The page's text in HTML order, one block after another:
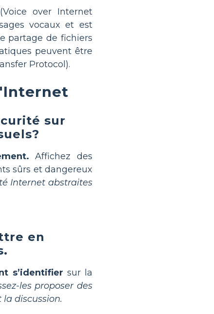
over Internet
vocaux et est
partage de fichiers
peuvent être
Protocol).
sur
Affichez des
sûrs et dangereux
Internet abstraites
en
s’identifier sur la
les proposer des
discussion.